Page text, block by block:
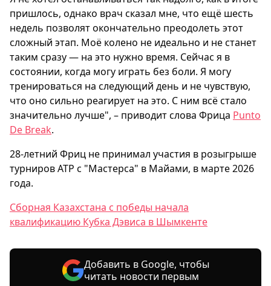
пришлось, однако врач сказал мне, что ещё шесть
недель позволят окончательно преодолеть этот
сложный этап. Моё колено не идеально и не станет
таким сразу — на это нужно время. Сейчас я в
состоянии, когда могу играть без боли. Я могу
тренироваться на следующий день и не чувствую,
что оно сильно реагирует на это. С ним всё стало
значительно лучше", – приводит слова Фрица Punto
De Break.
28-летний Фриц не принимал участия в розыгрыше
турниров АТР с "Мастерса" в Майами, в марте 2026
года.
Сборная Казахстана с победы начала
квалификацию Кубка Дэвиса в Шымкенте
Добавить в Google, чтобы
читать новости первым